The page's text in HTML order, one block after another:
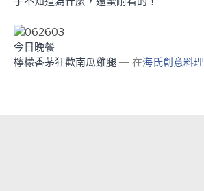
今日晚餐
檸檬香茅狂歡南瓜雞腿 — 在海氏創意料理